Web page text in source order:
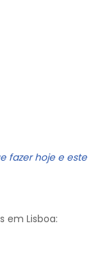
fazer hoje e este
em Lisboa: